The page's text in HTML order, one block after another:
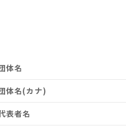
体名
体名(カナ)
表者名